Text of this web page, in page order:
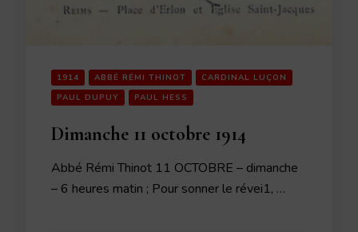
1914 ABBÉ RÉMI THINOT
CARDINAL LUÇON
PAUL DUPUY
PAUL HESS
Dimanche 11 octobre 1914
Abbé Rémi Thinot 11 OCTOBRE – dimanche
– 6 heures matin ; Pour sonner le révei1, …